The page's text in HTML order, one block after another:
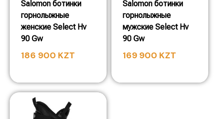
Salomon ботинки
горнолыжные
женские Select Hv
90 Gw
186 900 KZT
Salomon ботинки
горнолыжные
мужские Select Hv
90 Gw
169 900 KZT